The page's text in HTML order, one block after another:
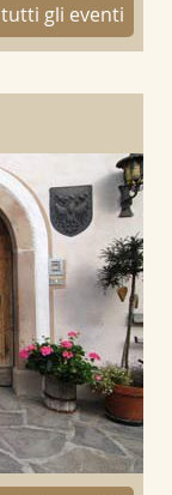
tutti gli eventi